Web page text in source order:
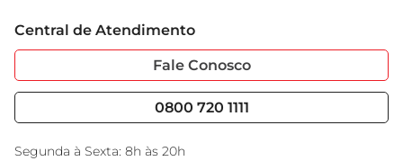
Sobre Privacidade
Portal do Fornecedo
Nossas Lojas
Garantia Estendida
Serviços
Black Friday
Encarte do Dia
Central de Atendimento
Fale Conosco
0800 720 1111
Segunda à Sexta: 8h às 20h